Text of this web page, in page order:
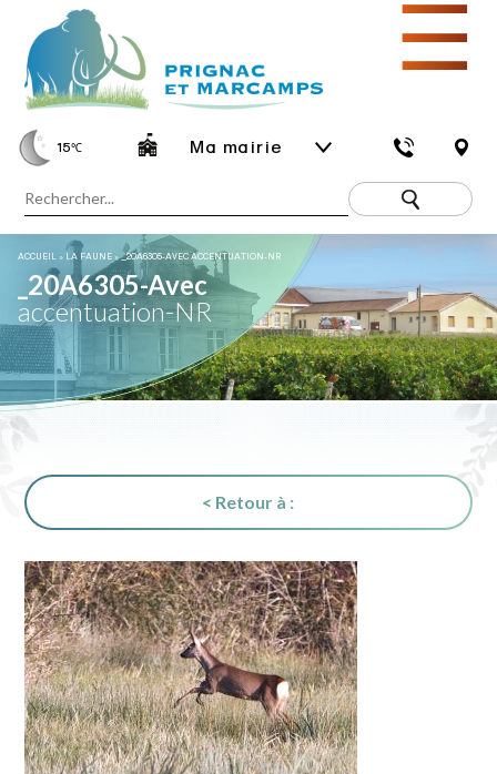
15℃ Ma mairie
☰
ACCUEIL » LA FAUNE »_20A6305-AVEC ACCENTUATION-NR
_20A6305-Avec
accentuation-NR
< Retour à :